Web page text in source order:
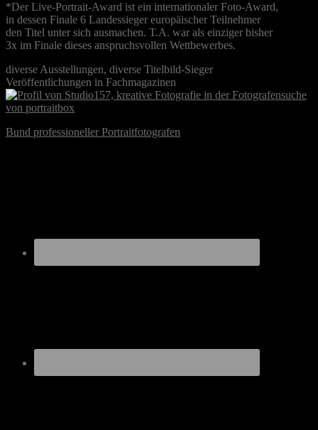
*Der Live-Portrait-Award ist ein internationaler Foto-Award,
in dessen Finale 6 Landessieger europäischer Teilnehmer
den Titel unter sich ausmachen. T.A. war als einziger bisher
3x im Finale dieses anspruchsvollen Wettbewerbes.
diverse Ausstellungen, diverse Titelbild-Sieger
Veröffentlichungen in Fachmagazinen
Bund professioneller Portraitfotografen